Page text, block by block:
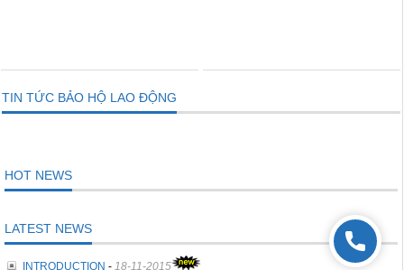
TIN TỨC BẢO HỘ LAO ĐỘNG
HOT NEWS
LATEST NEWS
INTRODUCTION - 18-11-2015